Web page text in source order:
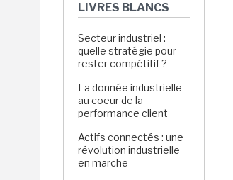
LIVRES BLANCS
Secteur industriel :
quelle stratégie pour
rester compétitif ?
La donnée industrielle
au coeur de la
performance client
Actifs connectés : une
révolution industrielle
en marche